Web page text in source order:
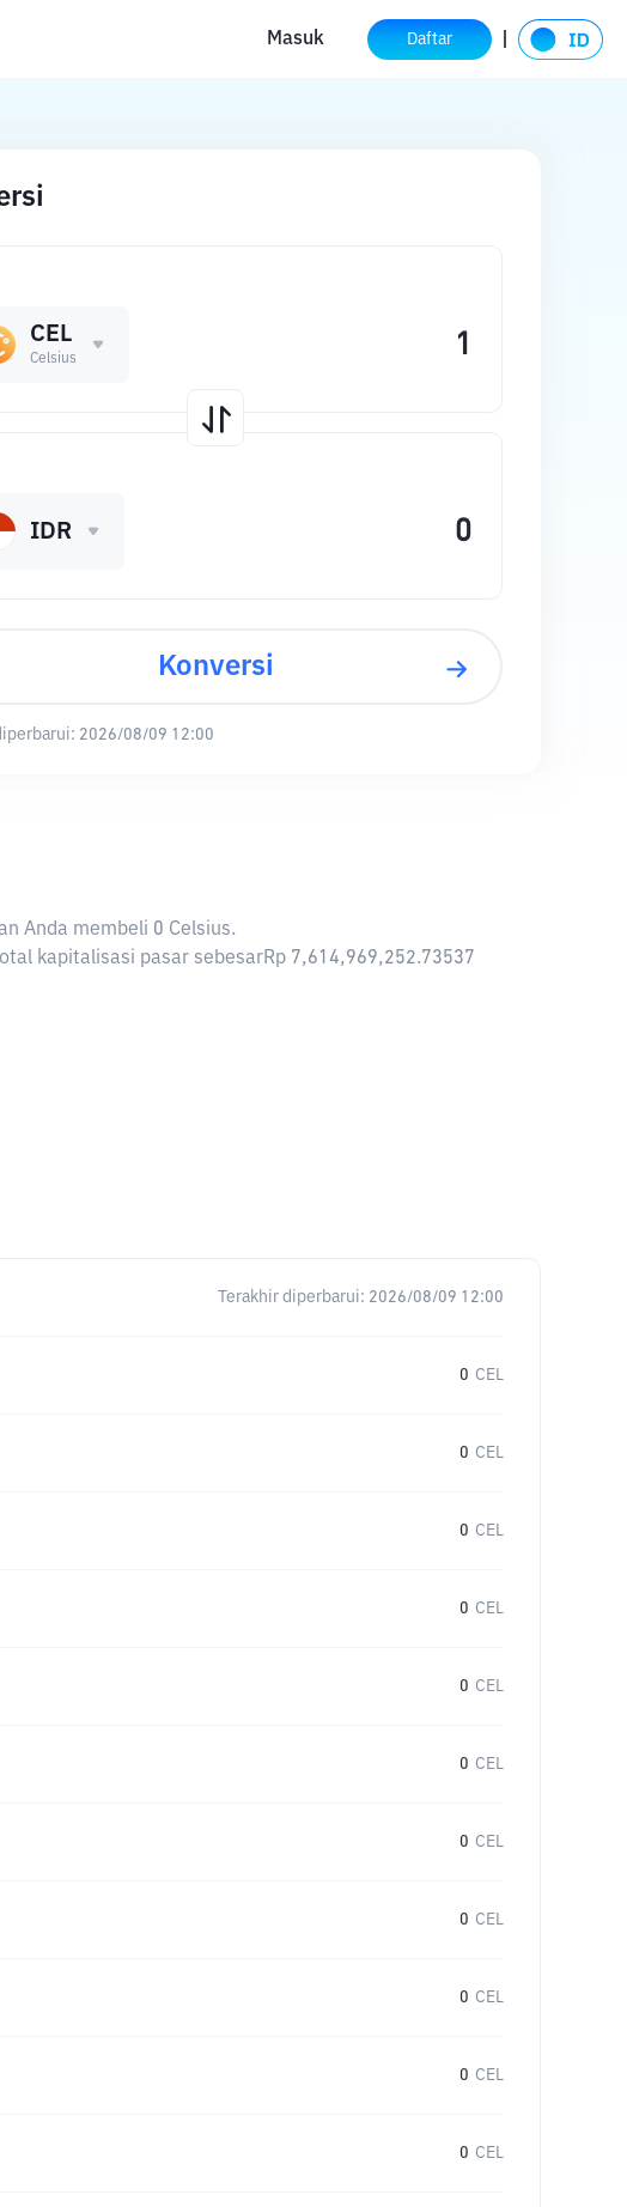
Masuk Daftar
CEL
Celsius
IDR
Konversi
2026/08/09 12:00
Anda membeli 0 Celsius.
kapitalisasi pasar sebesarRp 7,614,969,252.73537
Terakhir diperbarui: 2026/08/09 12:00
0 CEL
0 CEL
0 CEL
0 CEL
0 CEL
0 CEL
0 CEL
0 CEL
0 CEL
0 CEL
0 CEL